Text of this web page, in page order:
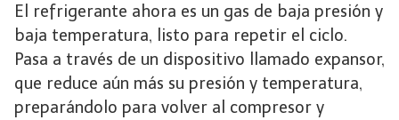
El refrigerante ahora es un gas de baja presión y
baja temperatura, listo para repetir el ciclo.
Pasa a través de un dispositivo llamado expansor,
que reduce aún más su presión y temperatura,
preparándolo para volver al compresor y